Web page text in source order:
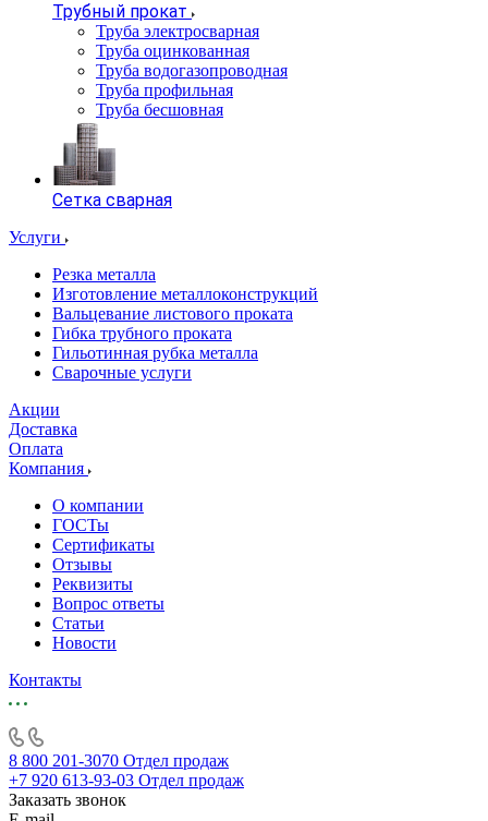
Трубный прокат
Труба электросварная
Труба оцинкованная
Труба водогазопроводная
Труба профильная
Труба бесшовная
Сетка сварная
Услуги
Резка металла
Изготовление металлоконструкций
Вальцевание листового проката
Гибка трубного проката
Гильотинная рубка металла
Сварочные услуги
Акции
Доставка
Оплата
Компания
О компании
ГОСТы
Сертификаты
Отзывы
Реквизиты
Вопрос ответы
Статьи
Новости
Контакты
8 800 201-3070 Отдел продаж
+7 920 613-93-03 Отдел продаж
Заказать звонок